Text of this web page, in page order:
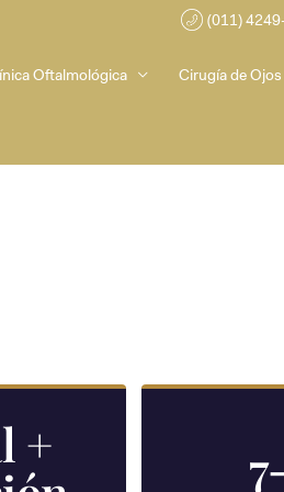
(011)
Oftalmológica Cirugía de
+